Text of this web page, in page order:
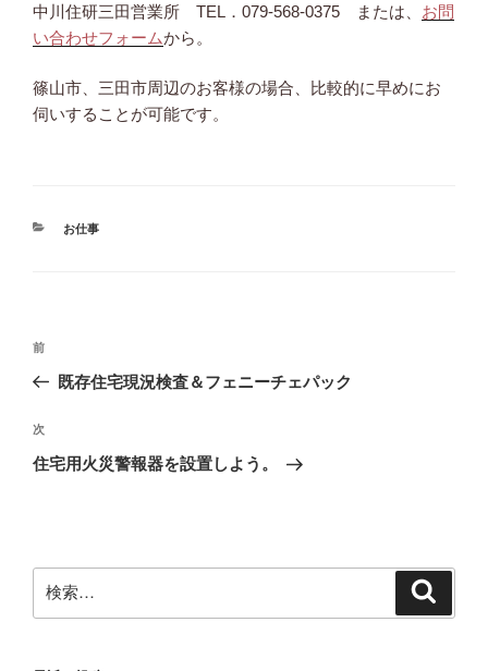
中川住研三田営業所 TEL．079-568-0375 または、 お問
い合わせフォームから。
篠山市、三田市周辺のお客様の場合、比較的に早めにお
伺いすることが可能です。
カ
お仕事
投
ビ
ゲ
ン
前
の
稿
前
既存住宅現況検査＆フェニーチェパック
次
の
次
住宅用火災警報器を設置しよう。
索: